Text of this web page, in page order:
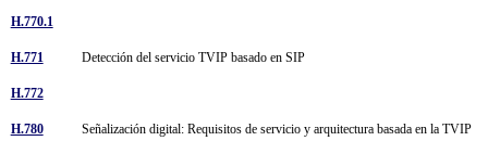
H.770.1
H.771 Detección del servicio TVIP basado en SIP
H.772
H.780 Señalización digital: Requisitos de servicio y arquitectura basada en la TVIP